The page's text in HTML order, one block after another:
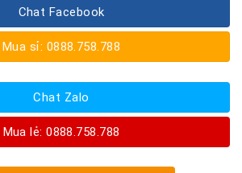
Chat Facebook
Mua sỉ: 0888.758.788
Chat Zalo
Mua lẻ: 0888.758.788